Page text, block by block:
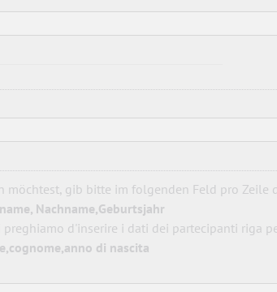
möchtest, gib bitte im folgenden Feld pro Zeile
Nachname,Geburtsjahr
d'inserire i dati dei partecipanti riga
di nascita